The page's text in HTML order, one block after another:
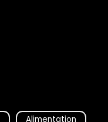
Alimentation